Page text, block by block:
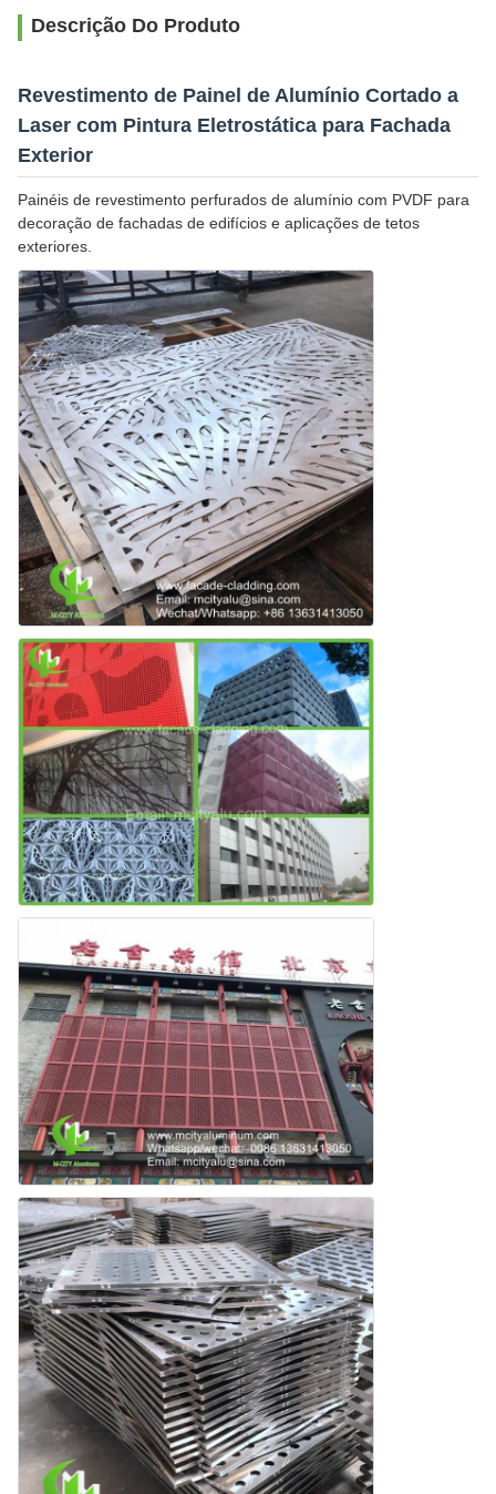
Descrição Do Produto
Revestimento de Painel de Alumínio Cortado a
Laser com Pintura Eletrostática para Fachada
Exterior
Painéis de revestimento perfurados de alumínio com PVDF para
decoração de fachadas de edifícios e aplicações de tetos
exteriores.